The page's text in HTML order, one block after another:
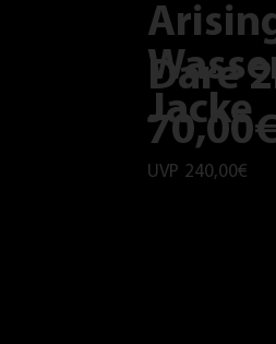
Jacke
Dare
UVP 240,00€